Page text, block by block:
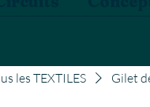
les TEXTILES Gilet